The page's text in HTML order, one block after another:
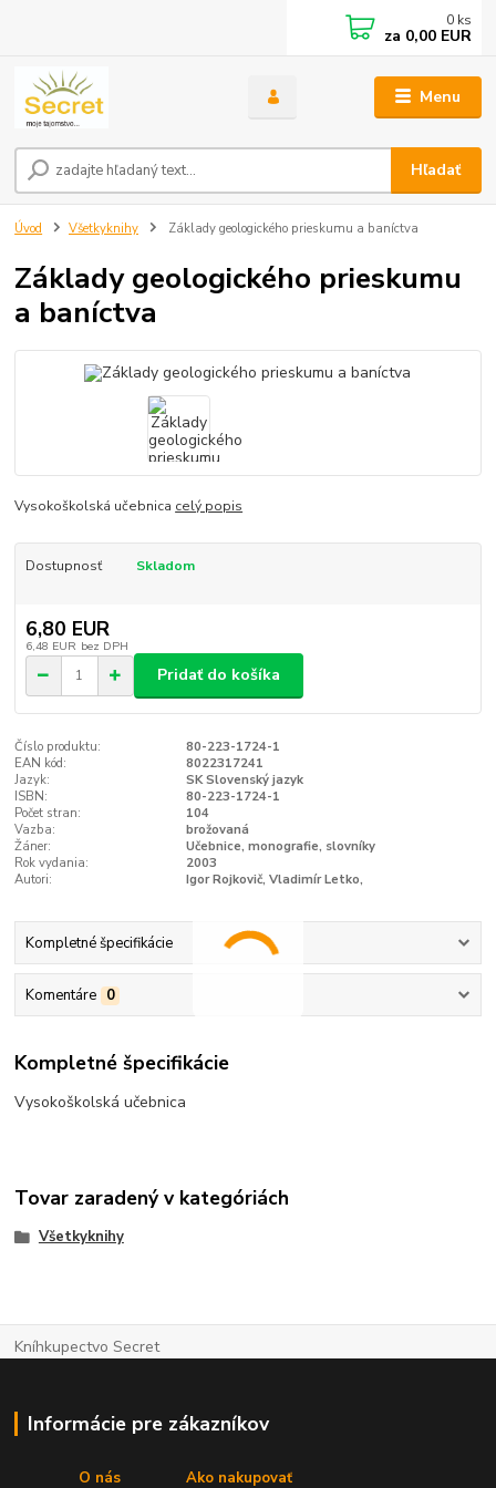
Menu
Hľadať
0 ks
za 0,00 EUR
Úvod Všetkyknihy Základy geologického prieskumu a baníctva
Základy geologického prieskumu
a baníctva
Vysokoškolská učebnica celý popis
Dostupnosť Skladom
6,80 EUR
6,48 EUR bez DPH
Pridať do košíka
Číslo produktu:
80-223-1724-1
EAN kód:
8022317241
Jazyk:
SK Slovenský jazyk
ISBN:
80-223-1724-1
Počet stran:
104
Vazba:
brožovaná
Žáner:
Učebnice, monografie, slovníky
Rok vydania:
2003
Autori:
Igor Rojkovič, Vladimír Letko,
Kompletné špecifikácie
Komentáre 0
Kompletné špecifikácie
Vysokoškolská učebnica
Tovar zaradený v kategóriách
Všetkyknihy
Kníhkupectvo Secret
Informácie pre zákazníkov
O nás Ako nakupovať